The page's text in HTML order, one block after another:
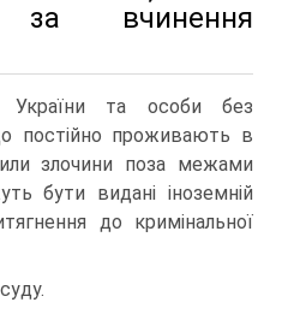
за вчинення
України та особи без
постійно проживають в
злочини поза межами
бути видані іноземній
до кримінальної